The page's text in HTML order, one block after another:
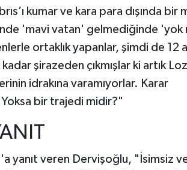
kumar ve kara para dışında bir
'mavi vatan' gelmediğinde 'yok
ortaklık yapanlar, şimdi de 12
şirazeden çıkmışlar ki artık
idrakına varamıyorlar. Karar
bir trajedi midir?"
yanıt veren Dervişoğlu, "İsimsiz